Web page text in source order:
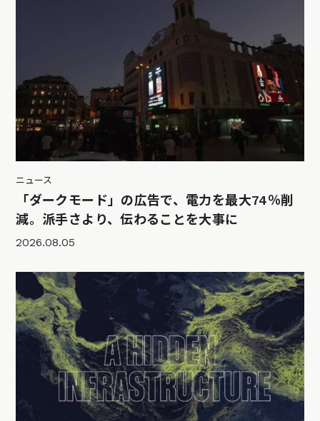
ニュース
「ダークモード」の広告で、電力を最大74％削
減。派手さより、伝わることを大事に
2026.08.05